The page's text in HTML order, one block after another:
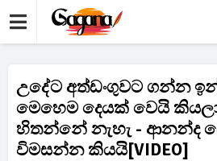
උදේට අත්ඩංගුවට ගන්න
මෙහෙම දෙයක් වෙයි
හිතන්නේ නැහැ - ආනන්ද
විමසන්න කියයි[VIDEO]